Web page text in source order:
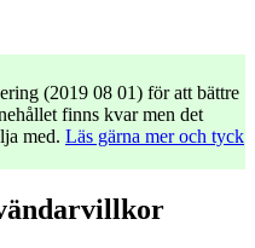
(2019 08 01) för att bättre
finns kvar men det
med. Läs gärna mer och tyck